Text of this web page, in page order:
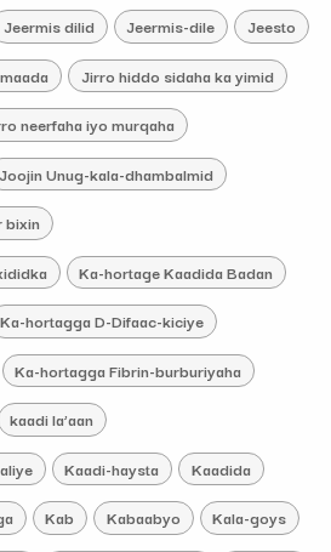
Jeermis dilid Jeermis-dile Jeesto
Jirro hiddo sidaha ka yimid
neerfaha iyo murqaha
Joojin Unug-kala-dhambalmid
bixin
Ka-hortage Kaadida Badan
Ka-hortagga D-Difaac-kiciye
Ka-hortagga Fibrin-burburiyaha
kaadi la’aan
Kaadi-haysta Kaadida
Kab Kabaabyo Kala-goys